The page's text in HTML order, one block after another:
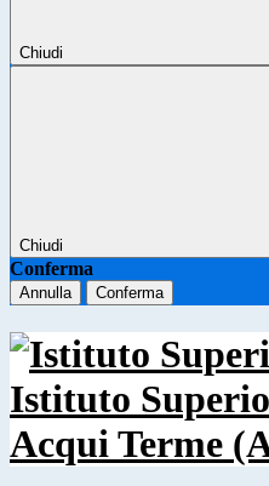
Chiudi
Chiudi
Conferma
Annulla Conferma
Istituto
Acqui Terme